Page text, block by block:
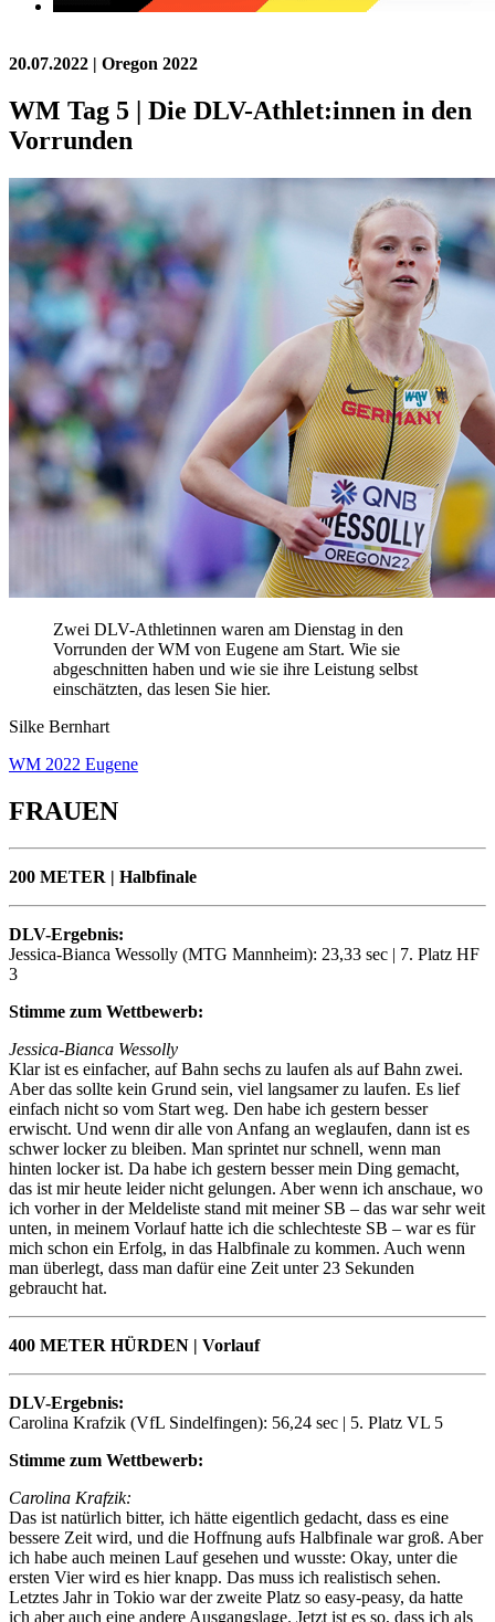
20.07.2022 | Oregon 2022
WM Tag 5 | Die DLV-Athlet:innen in den
Vorrunden
Zwei DLV-Athletinnen waren am Dienstag in den
Vorrunden der WM von Eugene am Start. Wie sie
abgeschnitten haben und wie sie ihre Leistung selbst
einschätzten, das lesen Sie hier.
Silke Bernhart
WM 2022 Eugene
FRAUEN
200 METER | Halbfinale
DLV-Ergebnis:
Jessica-Bianca Wessolly (MTG Mannheim): 23,33 sec | 7. Platz HF
3
Stimme zum Wettbewerb:
Jessica-Bianca Wessolly
Klar ist es einfacher, auf Bahn sechs zu laufen als auf Bahn zwei.
Aber das sollte kein Grund sein, viel langsamer zu laufen. Es lief
einfach nicht so vom Start weg. Den habe ich gestern besser
erwischt. Und wenn dir alle von Anfang an weglaufen, dann ist es
schwer locker zu bleiben. Man sprintet nur schnell, wenn man
hinten locker ist. Da habe ich gestern besser mein Ding gemacht,
das ist mir heute leider nicht gelungen. Aber wenn ich anschaue, wo
ich vorher in der Meldeliste stand mit meiner SB – das war sehr weit
unten, in meinem Vorlauf hatte ich die schlechteste SB – war es für
mich schon ein Erfolg, in das Halbfinale zu kommen. Auch wenn
man überlegt, dass man dafür eine Zeit unter 23 Sekunden
gebraucht hat.
400 METER HÜRDEN | Vorlauf
DLV-Ergebnis:
Carolina Krafzik (VfL Sindelfingen): 56,24 sec | 5. Platz VL 5
Stimme zum Wettbewerb:
Carolina Krafzik:
Das ist natürlich bitter, ich hätte eigentlich gedacht, dass es eine
bessere Zeit wird, und die Hoffnung aufs Halbfinale war groß. Aber
ich habe auch meinen Lauf gesehen und wusste: Okay, unter die
ersten Vier wird es hier knapp. Das muss ich realistisch sehen.
Letztes Jahr in Tokio war der zweite Platz so easy-peasy, da hatte
ich aber auch eine andere Ausgangslage. Jetzt ist es so, dass ich als